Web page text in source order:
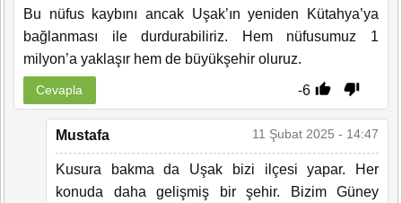
Bu nüfus kaybını ancak Uşak’ın yeniden Kütahya’ya
bağlanması ile durdurabiliriz. Hem nüfusumuz 1
milyon’a yaklaşır hem de büyükşehir oluruz.
-6
Cevapla
Mustafa 11 Şubat 2025 - 14:47
Kusura bakma da Uşak bizi ilçesi yapar. Her
konuda daha gelişmiş bir şehir. Bizim Güney